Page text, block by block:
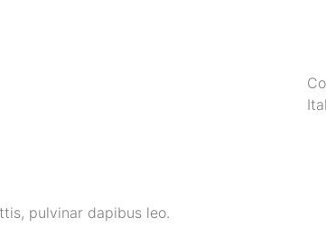
pulvinar dapibus leo.